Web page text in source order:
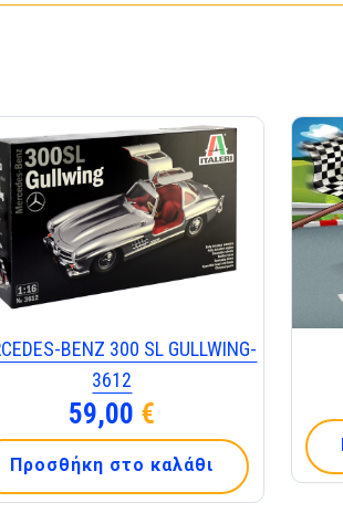
BENZ 300 SL GULLWING-
3612
59,00 €
Προσθήκη στο καλάθι